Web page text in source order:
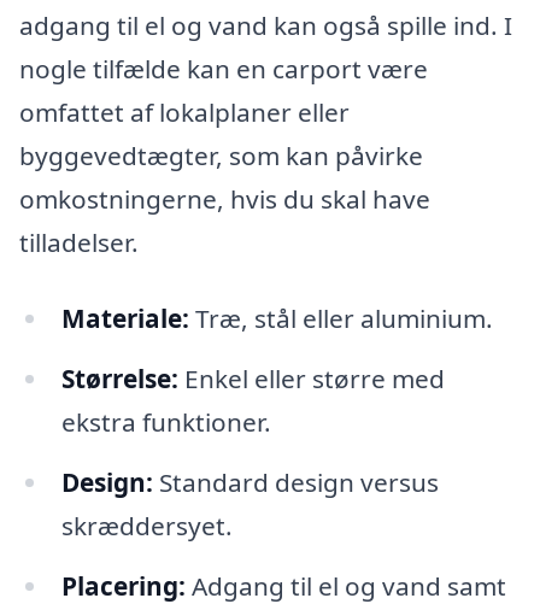
adgang til el og vand kan også spille ind. I
nogle tilfælde kan en carport være
omfattet af lokalplaner eller
byggevedtægter, som kan påvirke
omkostningerne, hvis du skal have
tilladelser.
Materiale: Træ, stål eller aluminium.
Størrelse: Enkel eller større med
ekstra funktioner.
Design: Standard design versus
skræddersyet.
Placering: Adgang til el og vand samt